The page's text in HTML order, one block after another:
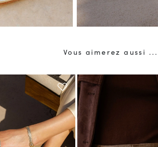
Vous aimerez aussi ...